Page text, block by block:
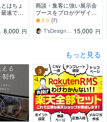
はちょ
速で作
のオリ
日まで
ます！
8,000 円
商談・集客に強い展示会
ブースをプロがデザイン
します 初出展でも安
心！“選ばれるブース”を
形にします
5.0 (7)
T’sDesign（ティーズデザイン） 15,000 円
もっと見る
3